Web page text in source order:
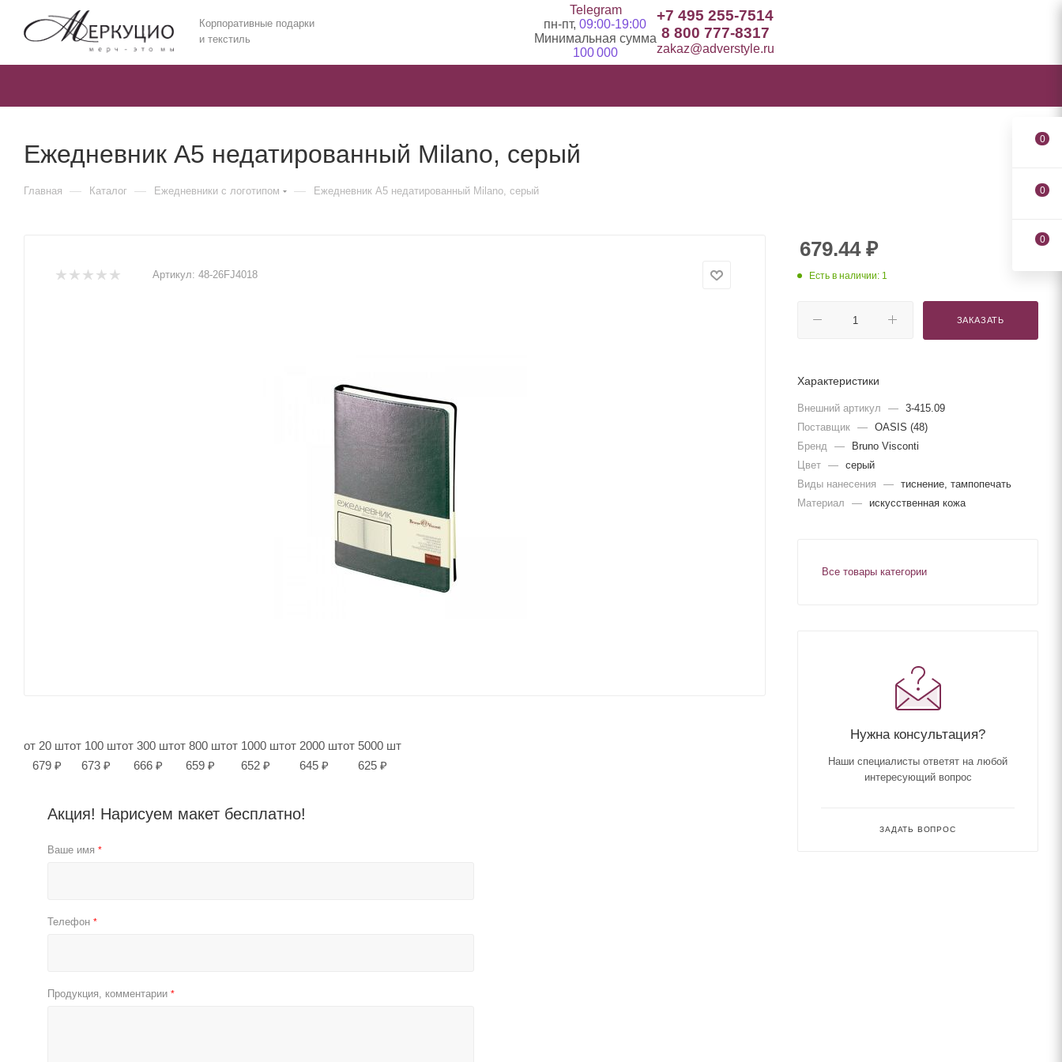
Корпоративные подарки
и текстиль
Telegram
пн-пт, 09:00-19:00
Минимальная сумма
100 000
+7 495 255-7514
8 800 777-8317
zakaz@adverstyle.ru
Ежедневник А5 недатированный Milano, серый
Главная — Каталог — Ежедневники c логотипом — Ежедневник А5 недатированный Milano, серый
Артикул: 48-26FJ4018
от 20 шт
679 ₽
от 100 шт
673 ₽
от 300 шт
666 ₽
от 800 шт
659 ₽
от 1000 шт
652 ₽
от 2000 шт
645 ₽
от 5000 шт
625 ₽
Акция! Нарисуем макет бесплатно!
Ваше имя *
Телефон *
Продукция, комментарии *
679.44₽
Есть в наличии: 1
ЗАКАЗАТЬ
Характеристики
Внешний артикул — 3-415.09
Поставщик — OASIS (48)
Бренд
—
Bruno Visconti
Цвет — серый
Виды нанесения
— тиснение, тампопечать
Материал
— искусственная кожа
Все товары категории
Нужна консультация?
Наши специалисты ответят на любой
интересующий вопрос
ЗАДАТЬ ВОПРОС
0
0
0